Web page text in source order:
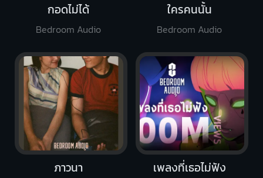
กอดไม่ได้
Bedroom Audio
ใครคนนั้น
Bedroom Audio
เพลงที่เธอไม่ฟัง
ภาวนา